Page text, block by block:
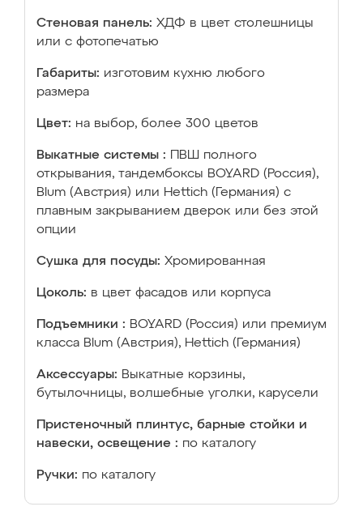
Стеновая панель: ХДФ в цвет столешницы
или с фотопечатью
Габариты: изготовим кухню любого
размера
Цвет: на выбор, более 300 цветов
Выкатные системы :
ПВШ полного
открывания, тандембоксы BOYARD (Россия),
Blum (Австрия) или Hettich (Германия) с
плавным закрыванием дверок или без этой
опции
Сушка для посуды: Хромированная
Цоколь: в цвет фасадов или корпуса
Подъемники : BOYARD (Россия) или премиум
класса Blum (Австрия), Hettich (Германия)
Аксессуары: Выкатные корзины,
бутылочницы, волшебные уголки, карусели
Пристеночный плинтус, барные стойки и
навески, освещение : по каталогу
Ручки: по каталогу